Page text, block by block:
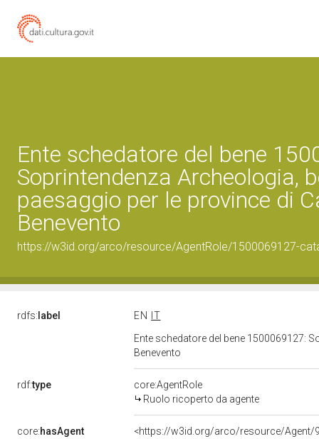
Ente schedatore del bene
Soprintendenza Archeologia,
paesaggio per le province di
Benevento
https://w3id.org/arco/resource/AgentRole/1500069127-
rdfs: label EN
IT
Ente schedatore del bene 1500069127:
Benevento
rdf:type
core:AgentRole
Ruolo ricoperto da agente
core:hasAgent
<https://w3id.org/arco/resource/Agent/